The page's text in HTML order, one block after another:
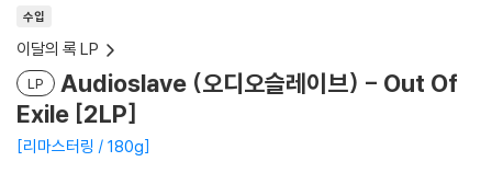
수입
이달의 록 LP
LP
Audioslave (오디오슬레이브) - Out Of
Exile [2LP]
리마스터링 / 180g